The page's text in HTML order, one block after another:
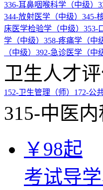
336-耳鼻咽喉科学（中级）
344-放射医学（中级） 345-
床医学检验学（中级） 353-
学（中级） 358-疼痛学（中
（中级） 392-急诊医学（中
卫生人才
152-卫生管理（师） 172-公
315-中医
￥98起
考试导